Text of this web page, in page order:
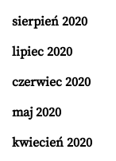
sierpień 2020
lipiec 2020
czerwiec 2020
maj 2020
kwiecień 2020